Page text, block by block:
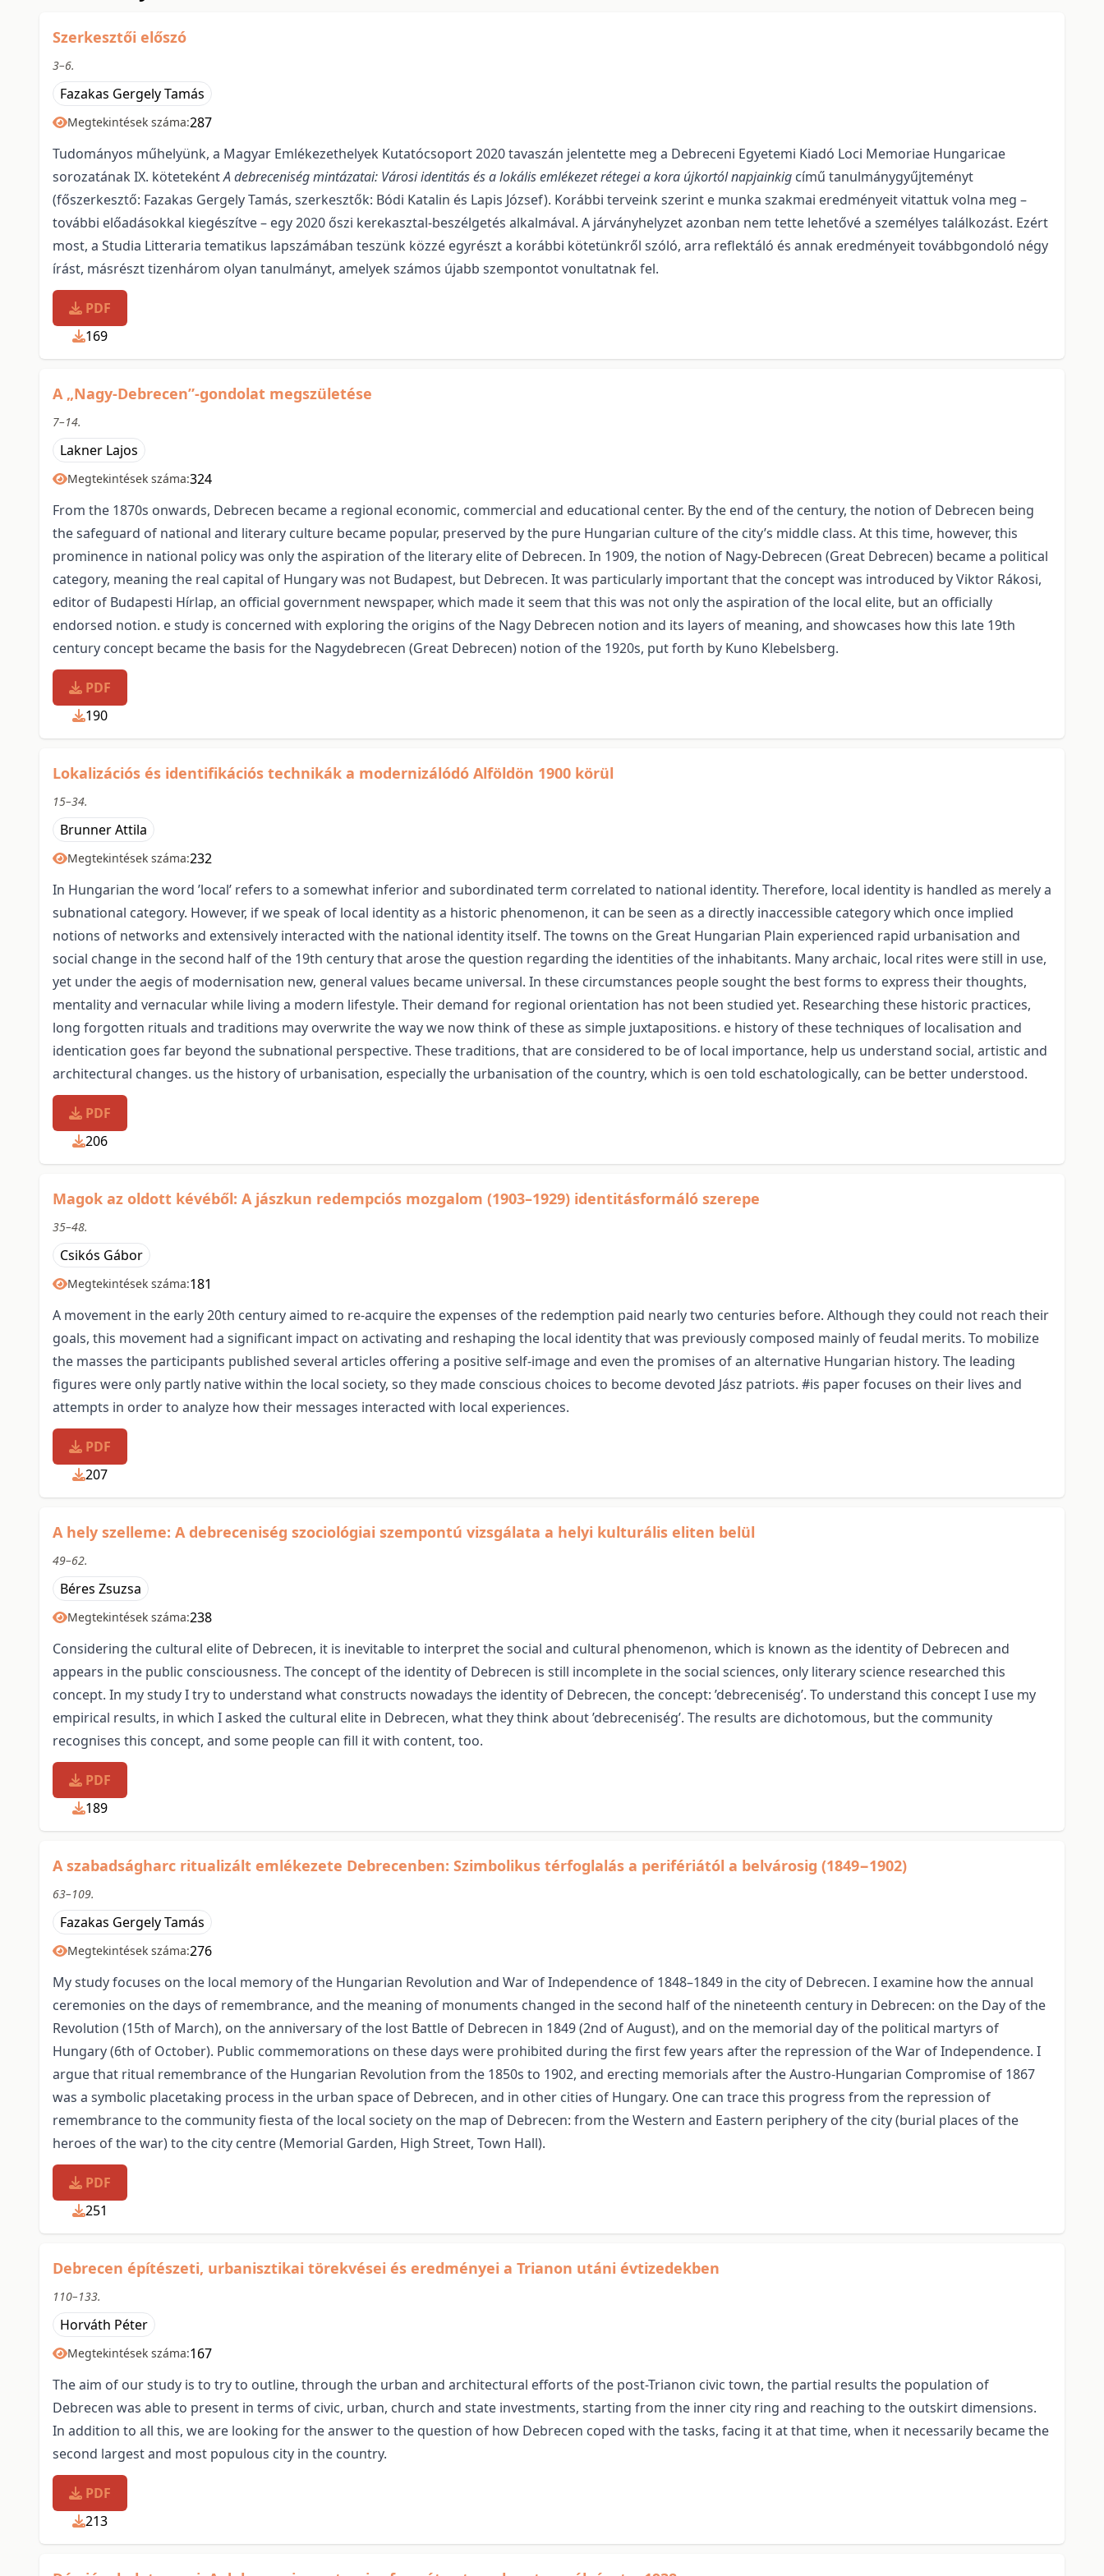
Szerkesztői előszó
3–6.
Fazakas Gergely Tamás
Megtekintések száma:287
Tudományos műhelyünk, a Magyar Emlékezethelyek Kutatócsoport 2020 tavaszán jelentette meg a Debreceni Egyetemi Kiadó Loci Memoriae Hungaricae
sorozatának IX. kötetekéntA debreceniség mintázatai: Városi identitás és a lokális emlékezet rétegeia kora újkortól napjainkig című tanulmánygyűjteményt
(főszerkesztő: Fazakas Gergely Tamás, szerkesztők: Bódi Katalin és Lapis József). Korábbi terveink szerint e munka szakmai eredményeit vitattuk volna meg –
további előadásokkal kiegészítve – egy 2020 őszi kerekasztal-beszélgetés alkalmával. A járványhelyzet azonban nem tette lehetővé a személyes találkozást. Ezért
most, a Studia Litteraria tematikus lapszámában teszünk közzé egyrészt a korábbi kötetünkről szóló, arra reflektáló és annak eredményeit továbbgondoló négy
írást, másrészt tizenhárom olyan tanulmányt, amelyek számos újabb szempontot vonultatnak fel.
PDF
169
A „Nagy-Debrecen”-gondolat megszületése
7–14.
Lakner Lajos
Megtekintések száma:324
From the 1870s onwards, Debrecen became a regional economic, commercial and educational center. By the end of the century, the notion of Debrecen being
the safeguard of national and literary culture became popular, preserved by the pure Hungarian culture of the city’s middle class. At this time, however, this
prominence in national policy was only the aspiration of the literary elite of Debrecen. In 1909, the notion of Nagy-Debrecen (Great Debrecen) became a political
category, meaning the real capital of Hungary was not Budapest, but Debrecen. It was particularly important that the concept was introduced by Viktor Rákosi,
editor of Budapesti Hírlap, an official government newspaper, which made it seem that this was not only the aspiration of the local elite, but an officially
endorsed notion. e study is concerned with exploring the origins of the Nagy Debrecen notion and its layers of meaning, and showcases how this late 19th
century concept became the basis for the Nagydebrecen (Great Debrecen) notion of the 1920s, put forth by Kuno Klebelsberg.
PDF
190
Lokalizációs és identifikációs technikák a modernizálódó Alföldön 1900 körül
15–34.
Brunner Attila
Megtekintések száma:232
In Hungarian the word ’local’ refers to a somewhat inferior and subordinated term correlated to national identity. Therefore, local identity is handled as merely a
subnational category. However, if we speak of local identity as a historic phenomenon, it can be seen as a directly inaccessible category which once implied
notions of networks and extensively interacted with the national identity itself. The towns on the Great Hungarian Plain experienced rapid urbanisation and
social change in the second half of the 19th century that arose the question regarding the identities of the inhabitants. Many archaic, local rites were still in use,
yet under the aegis of modernisation new, general values became universal. In these circumstances people sought the best forms to express their thoughts,
mentality and vernacular while living a modern lifestyle. Their demand for regional orientation has not been studied yet. Researching these historic practices,
long forgotten rituals and traditions may overwrite the way we now think of these as simple juxtapositions. e history of these techniques of localisation and
identication goes far beyond the subnational perspective. These traditions, that are considered to be of local importance, help us understand social, artistic and
architectural changes. us the history of urbanisation, especially the urbanisation of the country, which is oen told eschatologically, can be better understood.
PDF
206
Magok az oldott kévéből: A jászkun redempciós mozgalom (1903–1929) identitásformáló szerepe
35–48.
Csikós Gábor
Megtekintések száma:181
A movement in the early 20th century aimed to re-acquire the expenses of the redemption paid nearly two centuries before. Although they could not reach their
goals, this movement had a significant impact on activating and reshaping the local identity that was previously composed mainly of feudal merits. To mobilize
the masses the participants published several articles offering a positive self-image and even the promises of an alternative Hungarian history. The leading
figures were only partly native within the local society, so they made conscious choices to become devoted Jász patriots. #is paper focuses on their lives and
attempts in order to analyze how their messages interacted with local experiences.
PDF
207
A hely szelleme: A debreceniség szociológiai szempontú vizsgálata a helyi kulturális eliten belül
49–62.
Béres Zsuzsa
Megtekintések száma:238
Considering the cultural elite of Debrecen, it is inevitable to interpret the social and cultural phenomenon, which is known as the identity of Debrecen and
appears in the public consciousness. The concept of the identity of Debrecen is still incomplete in the social sciences, only literary science researched this
concept. In my study I try to understand what constructs nowadays the identity of Debrecen, the concept: ’debreceniség’. To understand this concept I use my
empirical results, in which I asked the cultural elite in Debrecen, what they think about ’debreceniség’. The results are dichotomous, but the community
recognises this concept, and some people can fill it with content, too.
PDF
189
A szabadságharc ritualizált emlékezete Debrecenben: Szimbolikus térfoglalás a perifériától a belvárosig (1849−1902)
63–109.
Fazakas Gergely Tamás
Megtekintések száma:276
My study focuses on the local memory of the Hungarian Revolution and War of Independence of 1848–1849 in the city of Debrecen. I examine how the annual
ceremonies on the days of remembrance, and the meaning of monuments changed in the second half of the nineteenth century in Debrecen: on the Day of the
Revolution (15th of March), on the anniversary of the lost Battle of Debrecen in 1849 (2nd of August), and on the memorial day of the political martyrs of
Hungary (6th of October). Public commemorations on these days were prohibited during the first few years after the repression of the War of Independence. I
argue that ritual remembrance of the Hungarian Revolution from the 1850s to 1902, and erecting memorials after the Austro-Hungarian Compromise of 1867
was a symbolic placetaking process in the urban space of Debrecen, and in other cities of Hungary. One can trace this progress from the repression of
remembrance to the community fiesta of the local society on the map of Debrecen: from the Western and Eastern periphery of the city (burial places of the
heroes of the war) to the city centre (Memorial Garden, High Street, Town Hall).
PDF
251
Debrecen építészeti, urbanisztikai törekvései és eredményei a Trianon utáni évtizedekben
110–133.
Horváth Péter
Megtekintések száma:167
The aim of our study is to try to outline, through the urban and architectural efforts of the post-Trianon civic town, the partial results the population of
Debrecen was able to present in terms of civic, urban, church and state investments, starting from the inner city ring and reaching to the outskirt dimensions.
In addition to all this, we are looking for the answer to the question of how Debrecen coped with the tasks, facing it at that time, when it necessarily became the
second largest and most populous city in the country.
PDF
213